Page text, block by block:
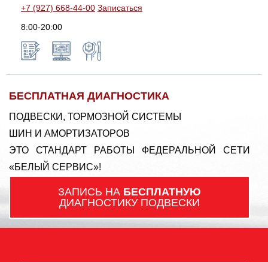
+7 (927) 668-44-00 Записаться
8:00-20:00
БЕСПЛАТНАЯ ДИАГНОСТИКА
ПОДВЕСКИ, ТОРМОЗНОЙ СИСТЕМЫ
ШИН И АМОРТИЗАТОРОВ
ЭТО СТАНДАРТ РАБОТЫ ФЕДЕРАЛЬНОЙ СЕТИ
«БЕЛЫЙ СЕРВИС»!
ЗАПИСЬ НА БЕСПЛАТНУЮ
ДИАГНОСТИКУ ПОДВЕСКИ